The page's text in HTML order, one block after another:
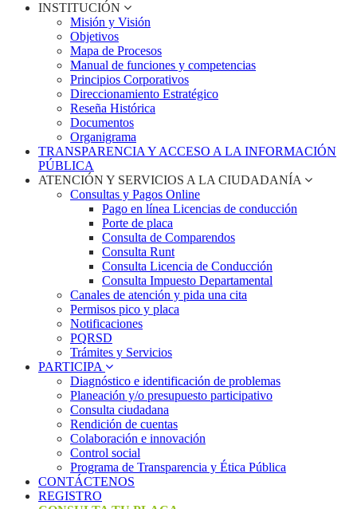
INSTITUCIÓN
Misión y Visión
Objetivos
Mapa de Procesos
Manual de funciones y competencias
Principios Corporativos
Direccionamiento Estratégico
Reseña Histórica
Documentos
Organigrama
TRANSPARENCIA Y ACCESO A LA INFORMACIÓN
PÚBLICA
ATENCIÓN Y SERVICIOS A LA CIUDADANÍA
Consultas y Pagos Online
Pago en línea Licencias de conducción
Porte de placa
Consulta de Comparendos
Consulta Runt
Consulta Licencia de Conducción
Consulta Impuesto Departamental
Canales de atención y pida una cita
Permisos pico y placa
Notificaciones
PQRSD
Trámites y Servicios
PARTICIPA
Diagnóstico e identificación de problemas
Planeación y/o presupuesto participativo​
Consulta ciudadana
Rendición de cuentas
Colaboración e innovación
Control social
Programa de Transparencia y Ética Pública
CONTÁCTENOS
REGISTRO